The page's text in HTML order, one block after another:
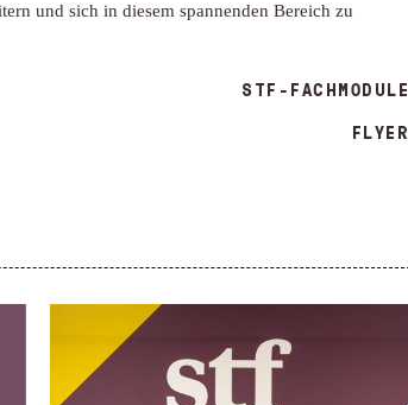
und sich in diesem spannenden Bereich zu
STF-FACHMODULE
FLYER